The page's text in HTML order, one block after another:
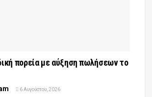
πορεία με αύξηση πωλήσεων το
6 Αυγούστου, 2026